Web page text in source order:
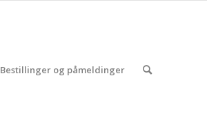
Bestillinger og påmeldinger